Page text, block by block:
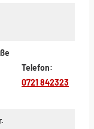
Telefon:
0721 842323